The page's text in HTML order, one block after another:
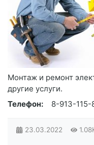
Монтаж и ремонт
другие услуги.
Телефон:
8-913-115-
23.03.2022